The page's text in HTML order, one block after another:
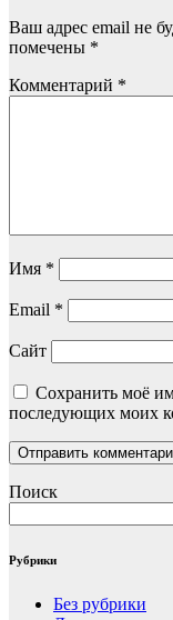
Ваш адрес email не
помечены *
Комментарий *
Имя *
Email *
Сайт
Сохранить моё
последующих моих
Поиск
Рубрики
Без рубрики